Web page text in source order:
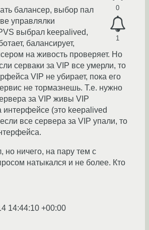
0
1
балансер, выбор пал
управлялки
выбрал keepalived,
балансирует,
на живость проверяет. Но
серваки за VIP все умерли, то
VIP не убирает, пока его
не тормазнешь. Т.е. нужно
за VIP живы VIP
интерфейсе (это keepalived
все сервера за VIP упали, то
но ничего, на пару тем с
натыкался и не более. Кто
14:44:10 +00:00